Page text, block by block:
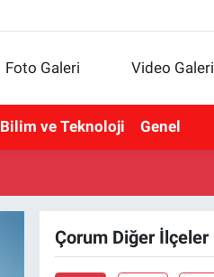
Foto Galeri Video Galeri
Bilim ve Teknoloji Genel
Çorum Diğer İlçeler